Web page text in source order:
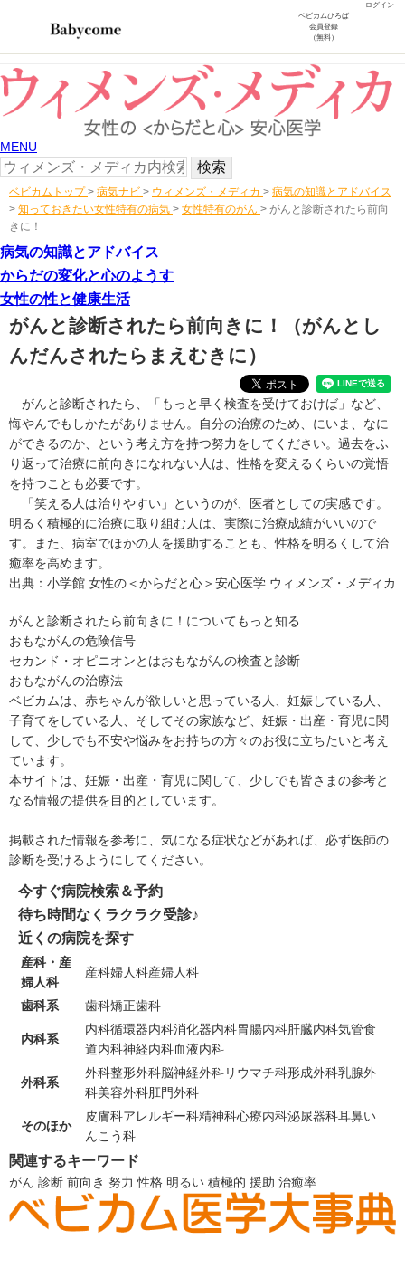
ログイン
ベビカムひろば
会員登録
（無料）
MENU
ベビカムトップ > 病気ナビ > ウィメンズ・メディカ > 病気の知識とアドバイス
> 知っておきたい女性特有の病気 > 女性特有のがん > がんと診断されたら前向
きに！
病気の知識とアドバイス
からだの変化と心のようす
女性の性と健康生活
がんと診断されたら前向きに！
（がんとし
んだんされたらまえむきに）
がんと診断されたら、「もっと早く検査を受けておけば」など、
悔やんでもしかたがありません。自分の治療のため、にいま、なに
ができるのか、という考え方を持つ努力をしてください。過去をふ
り返って治療に前向きになれない人は、性格を変えるくらいの覚悟
を持つことも必要です。
「笑える人は治りやすい」というのが、医者としての実感です。
明るく積極的に治療に取り組む人は、実際に治療成績がいいので
す。また、病室でほかの人を援助することも、性格を明るくして治
癒率を高めます。
出典： 小学館 女性の＜からだと心＞安心医学 ウィメンズ・メディカ
がんと診断されたら前向きに！についてもっと知る
おもながんの危険信号
セカンド・オピニオンとはおもながんの検査と診断
おもながんの治療法
ベビカムは、赤ちゃんが欲しいと思っている人、妊娠している人、
子育てをしている人、そしてその家族など、妊娠・出産・育児に関
して、少しでも不安や悩みをお持ちの方々のお役に立ちたいと考え
ています。
本サイトは、妊娠・出産・育児に関して、少しでも皆さまの参考と
なる情報の提供を目的としています。
掲載された情報を参考に、気になる症状などがあれば、必ず医師の
診断を受けるようにしてください。
今すぐ病院検索＆予約
待ち時間なくラクラク受診♪
近くの病院を探す
産科・産
婦人科
産科婦人科産婦人科
歯科系 歯科矯正歯科
内科系
内科循環器内科消化器内科胃腸内科肝臓内科気管食
道内科神経内科血液内科
外科系
外科整形外科脳神経外科リウマチ科形成外科乳腺外
科美容外科肛門外科
そのほか
皮膚科アレルギー科精神科心療内科泌尿器科耳鼻い
んこう科
関連するキーワード
がん 診断 前向き 努力 性格 明るい 積極的 援助 治癒率